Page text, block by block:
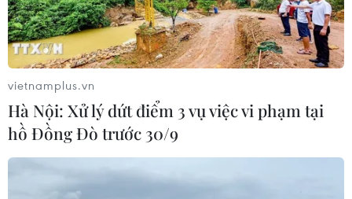
vietnamplus.vn
Hà Nội: Xử lý dứt điểm 3 vụ việc vi phạm tại
hồ Đồng Đò trước 30/9